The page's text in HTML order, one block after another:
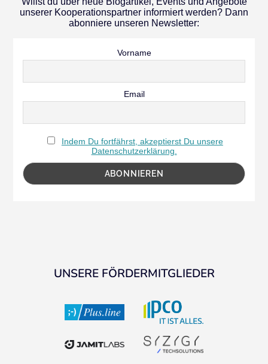
unserer Kooperationspartner informiert werden? Dann
abonniere unseren Newsletter:
Vorname
Email
Indem Du fortfährst, akzeptierst Du unsere
Datenschutzerklärung.
UNSERE FÖRDERMITGLIEDER